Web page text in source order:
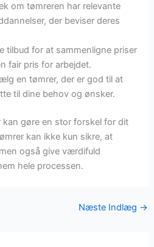
om tømreren har relevante
der beviser deres
tilbud for at sammenligne priser
fair pris for arbejdet.
en tømrer, der er god til at
til dine behov og ønsker.
gøre en stor forskel for dit
kan ikke kun sikre, at
også give værdifuld
hele processen.
Næste Indlæg →